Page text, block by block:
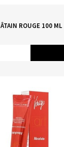
ROUGE 100 ML